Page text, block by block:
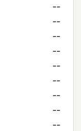
--
--
--
--
--
--
--
--
--